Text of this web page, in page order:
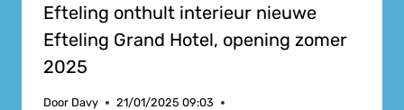
Efteling onthult interieur nieuwe
Efteling Grand Hotel, opening zomer
2025
Door Davy
21/01/2025 09:03